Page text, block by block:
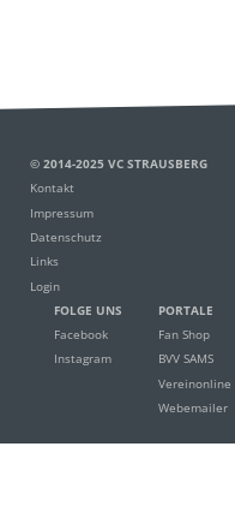
© 2014-2025 VC STRAUSBERG
Kontakt
Impressum
Datenschutz
Links
Login
FOLGE UNS
Facebook
Instagram
PORTALE
Fan Shop
BVV SAMS
Vereinonline
Webemailer